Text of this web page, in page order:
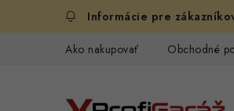
Ako nakupovať Obchodné